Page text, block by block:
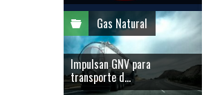
Gas Natural
Impulsan GNV para
transporte d...